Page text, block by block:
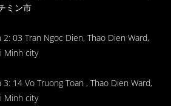
ミン市
03 Tran Ngoc Dien, Thao Dien Ward,
Minh city
14 Vo Truong Toan , Thao Dien Ward,
Minh city